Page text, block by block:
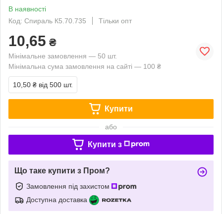
В наявності
Код: Спираль К5.70.735
Тільки опт
10,65 ₴
Мінімальне замовлення — 50 шт.
Мінімальна сума замовлення на сайті — 100 ₴
10,50 ₴ від 500 шт.
Купити
або
Купити з
Що таке купити з Пром?
Замовлення під захистом
Доступна доставка